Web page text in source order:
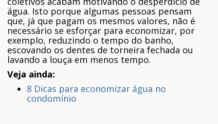
água. Isto porque algumas pessoas pensam
que, já que pagam os mesmos valores, não é
necessário se esforçar para economizar, por
exemplo, reduzindo o tempo do banho,
escovando os dentes de torneira fechada ou
lavando a louça em menos tempo.
Veja ainda:
8 Dicas para economizar água no
condomínio